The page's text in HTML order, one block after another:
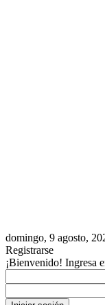
domingo, 9 agosto,
Registrarse
¡Bienvenido! Ingresa